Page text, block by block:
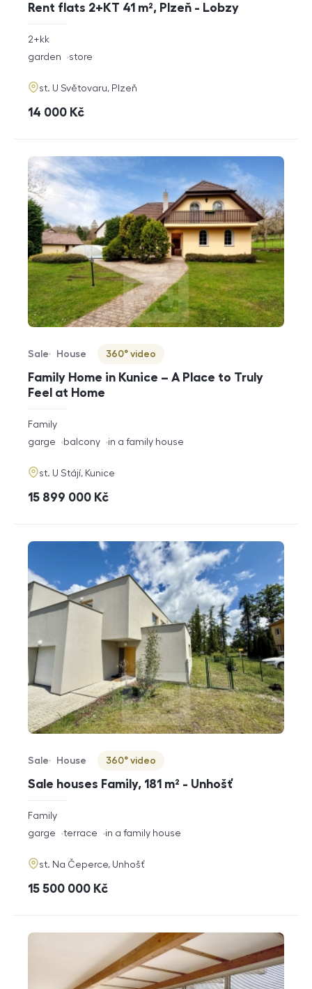
Rent flats 2+KT 41 m², Plzeň - Lobzy
rozměry
2+kk
funkce
garden store
adresa
st. U Světovaru, Plzeň
cena
14 000 Kč
Family Home in Kunice – A Place to Truly
Feel at Home
Offer type
Sale
Property type
House
Virtuální prohlídka
360° video
rozměry
disposition
Family
funkce
garge balcony in a family house
adresa
st. U Stájí, Kunice
cena
15 899 000 Kč
Sale houses Family, 181 m² - Unhošť
Offer type
Sale
Property type
House
Virtuální prohlídka
360° video
rozměry
disposition
Family
funkce
garge terrace in a family house
adresa
st. Na Čeperce, Unhošť
cena
15 500 000 Kč